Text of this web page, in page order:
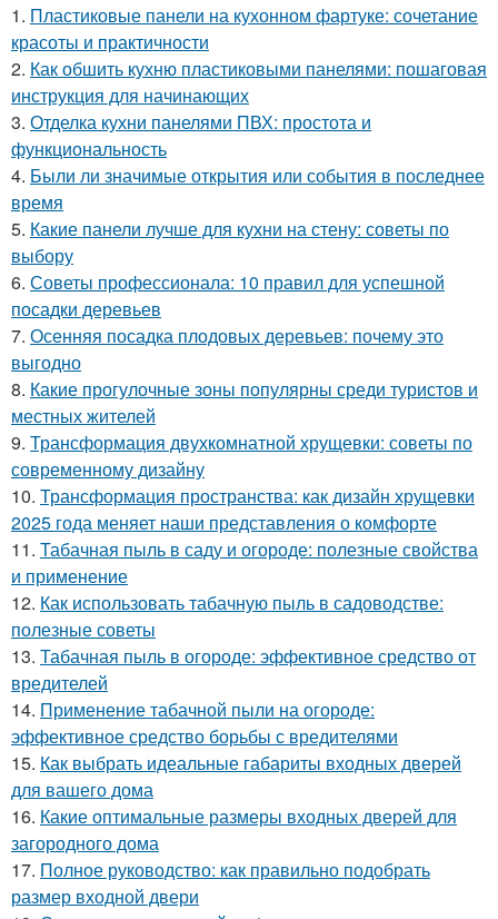
1. Пластиковые панели на кухонном фартуке: сочетание
красоты и практичности
2. Как обшить кухню пластиковыми панелями: пошаговая
инструкция для начинающих
3. Отделка кухни панелями ПВХ: простота и
функциональность
4. Были ли значимые открытия или события в последнее
время
5. Какие панели лучше для кухни на стену: советы по
выбору
6. Советы профессионала: 10 правил для успешной
посадки деревьев
7. Осенняя посадка плодовых деревьев: почему это
выгодно
8. Какие прогулочные зоны популярны среди туристов и
местных жителей
9. Трансформация двухкомнатной хрущевки: советы по
современному дизайну
10. Трансформация пространства: как дизайн хрущевки
2025 года меняет наши представления о комфорте
11. Табачная пыль в саду и огороде: полезные свойства
и применение
12. Как использовать табачную пыль в садоводстве:
полезные советы
13. Табачная пыль в огороде: эффективное средство от
вредителей
14. Применение табачной пыли на огороде:
эффективное средство борьбы с вредителями
15. Как выбрать идеальные габариты входных дверей
для вашего дома
16. Какие оптимальные размеры входных дверей для
загородного дома
17. Полное руководство: как правильно подобрать
размер входной двери